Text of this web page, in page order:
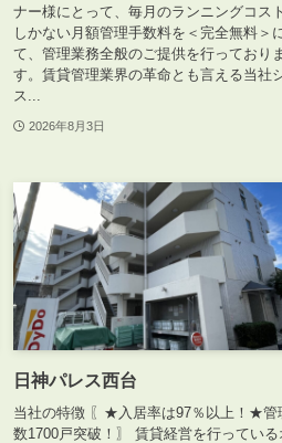
ナー様にとって、毎月のランニングコス
しかない月額管理手数料を＜完全無料＞
て、管理業務全般のご提供を行っておりま
す。賃貸管理業界の革命とも言える当社
ス...
2026年8月3日
日神パレス西台
当社の特徴 〖★入居率は97％以上！★管
数1700戸突破！〗 賃貸経営を行っている